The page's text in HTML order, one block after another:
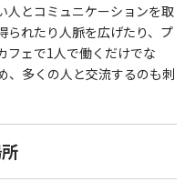
人とコミュニケーションを取
られたり人脈を広げたり、プ
フェで1人で働くだけでな
、多くの人と交流するのも刺